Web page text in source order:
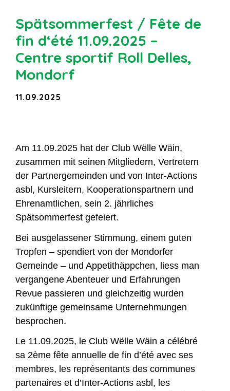
Spätsommerfest / Fête de
fin d‘été 11.09.2025 –
Centre sportif Roll Delles,
Mondorf
11.09.2025
Am 11.09.2025 hat der Club Wëlle Wäin,
zusammen mit seinen Mitgliedern, Vertretern
der Partnergemeinden und von Inter-Actions
asbl, Kursleitern, Kooperationspartnern und
Ehrenamtlichen, sein 2. jährliches
Spätsommerfest gefeiert.
Bei ausgelassener Stimmung, einem guten
Tropfen – spendiert von der Mondorfer
Gemeinde – und Appetithäppchen, liess man
vergangene Abenteuer und Erfahrungen
Revue passieren und gleichzeitig wurden
zukünftige gemeinsame Unternehmungen
besprochen.
Le 11.09.2025, le Club Wëlle Wäin a célébré
sa 2ème fête annuelle de fin d’été avec ses
membres, les représentants des communes
partenaires et d’Inter-Actions asbl, les